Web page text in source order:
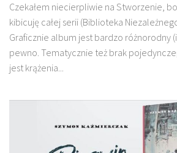
Czekałem niecierpliwie na Stworzenie,
kibicuję całej serii (Biblioteka
Graficznie album jest bardzo różnorodny
pewno. Tematycznie też brak
jest krążenia...